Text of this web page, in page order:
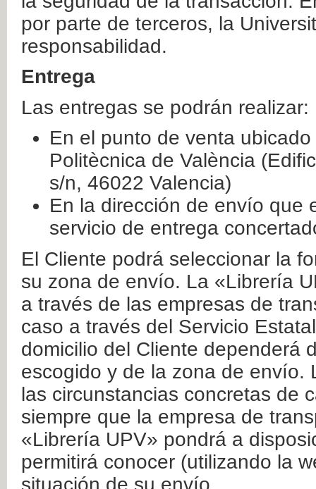
por parte de terceros, la
responsabilidad.
Entrega
Las entregas se podrán realizar:
En el punto de venta
Politècnica de València
s/n, 46022 Valencia)
En la dirección de envío que
servicio de entrega
El Cliente podrá seleccionar la
su zona de envío. La «Librería
a través de las empresas de
caso a través del Servicio
domicilio del Cliente dependerá
escogido y de la zona de envío.
las circunstancias concretas de
siempre que la empresa de
«Librería UPV» pondrá a
permitirá conocer (utilizando la
situación de su envío.